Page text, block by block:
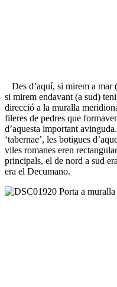
Des d’aquí, si mirem a mar
si mirem endavant (a sud)
direcció a la muralla
fileres de pedres que
d’aquesta important
‘tabernae’, les botigues
viles romanes eren
principals, el de nord a sud
era el Decumano.